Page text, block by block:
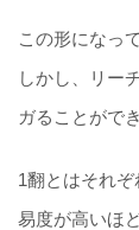
この形になっ
しかし、リー
ガることがで
1翻とはそれ
易度が高いほ